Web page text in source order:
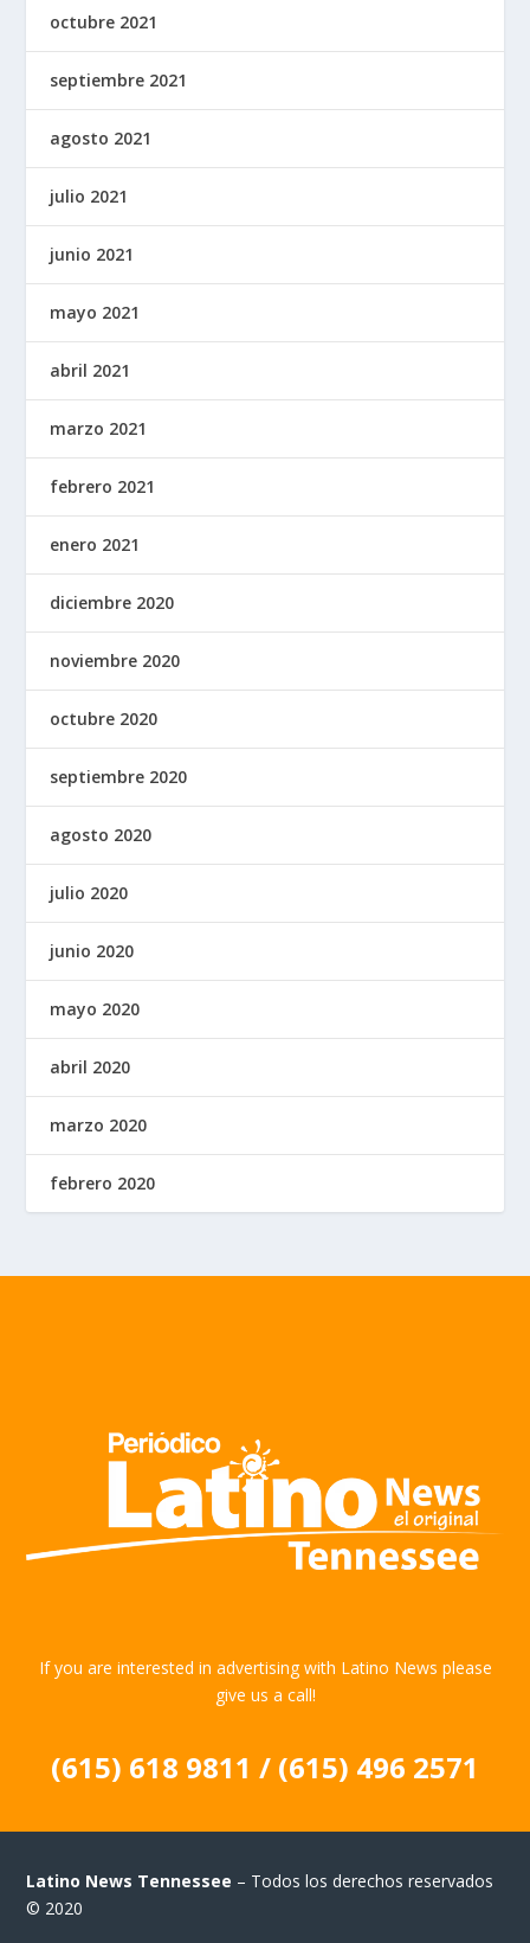
octubre 2021
septiembre 2021
agosto 2021
julio 2021
junio 2021
mayo 2021
abril 2021
marzo 2021
febrero 2021
enero 2021
diciembre 2020
noviembre 2020
octubre 2020
septiembre 2020
agosto 2020
julio 2020
junio 2020
mayo 2020
abril 2020
marzo 2020
febrero 2020
If you are interested in advertising with Latino News please
give us a call!
(615) 618 9811 / (615) 496 2571
Latino News Tennessee – Todos los derechos reservados
© 2020